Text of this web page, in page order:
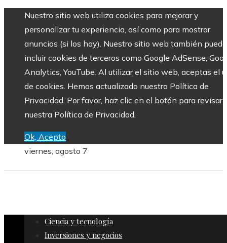
Nuestro sitio web utiliza cookies para mejorar y
personalizar tu experiencia, así como para mostrar
anuncios (si los hay). Nuestro sitio web también puede
incluir cookies de terceros como Google AdSense,
Analytics, YouTube. Al utilizar el sitio web, aceptas el
de cookies. Hemos actualizado nuestra Política de
Privacidad. Por favor, haz clic en el botón para revisar
nuestra Política de Privacidad.
Ok, Acepto
viernes, agosto 7
Ciencia y tecnología
Inversiones y negocios